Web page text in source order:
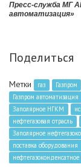
Пресс-служба МГ
автоматизация»
Поделиться
Метки газ Газпром
Газпром автоматизация
Заполярное НГКМ
нефтегазовая отрасль
Заполярное
поставка оборудования